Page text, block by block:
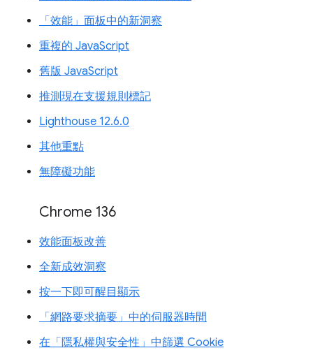
「效能」面板中的新洞察
重複的 JavaScript
舊版 JavaScript
推測現在支援規則標記
Lighthouse 12.6.0
其他重點
無障礙功能
Chrome 136
效能面板改善
全新成效洞察
按一下即可醒目顯示
「網路要求摘要」中的伺服器時間
在「隱私權與安全性」中篩選 Cookie